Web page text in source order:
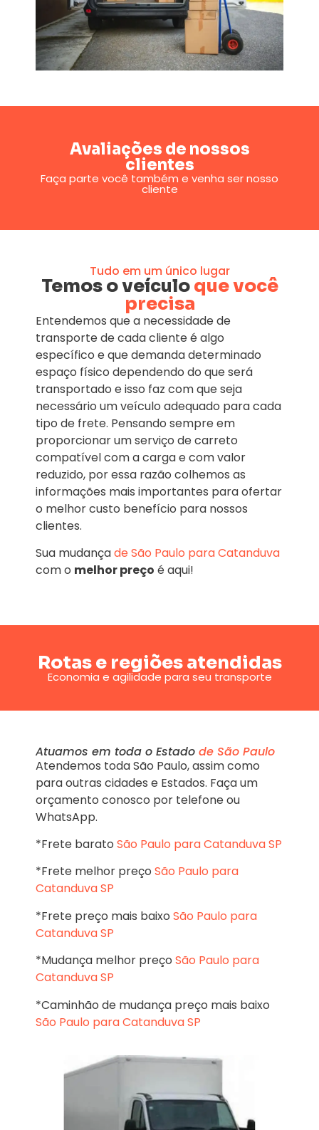
Avaliações de nossos
clientes
Faça parte você também e venha ser nosso
cliente
Tudo em um único lugar
Temos o veículoque você
precisa
Entendemos que a necessidade de
transporte de cada cliente é algo
específico e que demanda determinado
espaço físico dependendo do que será
transportado e isso faz com que seja
necessário um veículo adequado para cada
tipo de frete. Pensando sempre em
proporcionar um serviço de carreto
compatível com a carga e com valor
reduzido, por essa razão colhemos as
informações mais importantes para ofertar
o melhor custo benefício para nossos
clientes.
Sua mudançade São Paulo para Catanduva
com o melhor preço é aqui!
Rotas e regiões atendidas
Economia e agilidade para seu transporte
Atuamos em toda o Estado de São Paulo
Atendemos toda São Paulo, assim como
para outras cidades e Estados. Faça um
orçamento conosco por telefone ou
WhatsApp.
*Frete barato São Paulo para Catanduva SP
*Frete melhor preço São Paulo para
Catanduva SP
*Frete preço mais baixo São Paulo para
Catanduva SP
*Mudança melhor preço São Paulo para
Catanduva SP
*Caminhão de mudança preço mais baixo
São Paulo para Catanduva SP